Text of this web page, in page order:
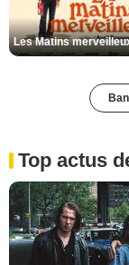
Top actus